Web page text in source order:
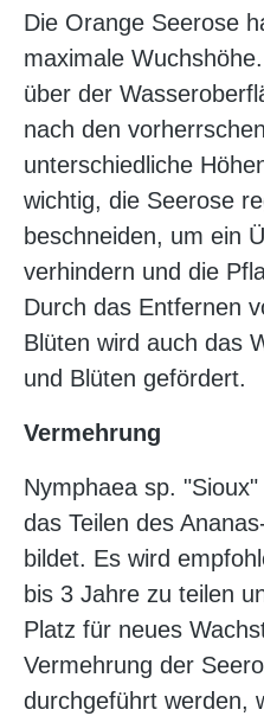
Die Orange Seerose
maximale
über der
nach den
unterschiedliche
wichtig, die Seerose
beschneiden, um ein
verhindern und die
Durch das Entfernen
Blüten wird auch das
und Blüten gefördert.
Vermehrung
Nymphaea sp.
das Teilen des
bildet. Es wird
bis 3 Jahre zu teilen
Platz für neues
Vermehrung der
durchgeführt werden,